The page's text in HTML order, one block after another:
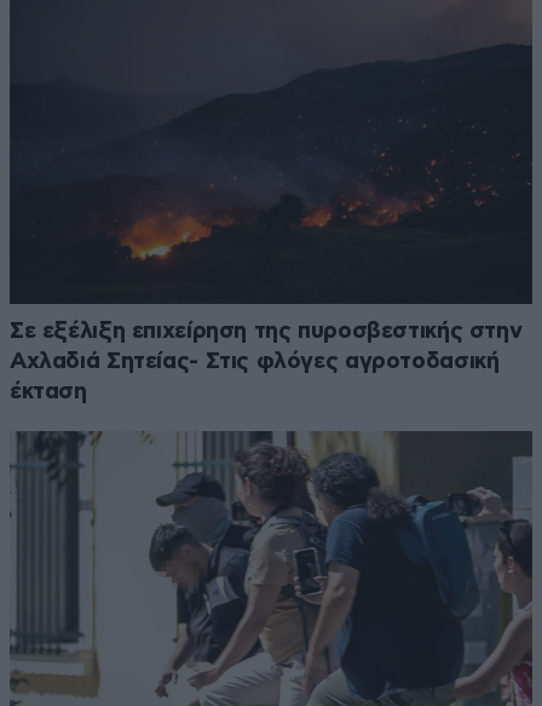
Σε εξέλιξη επιχείρηση της πυροσβεστικής στην
Αχλαδιά Σητείας- Στις φλόγες αγροτοδασική
έκταση